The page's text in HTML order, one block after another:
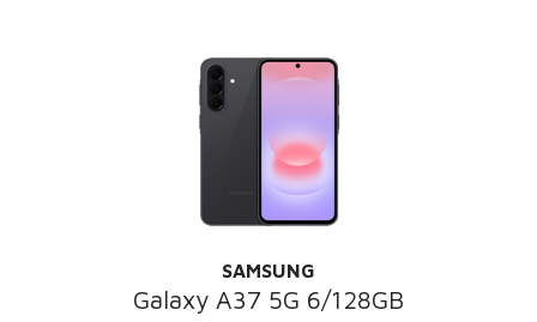
SAMSUNG
Galaxy A37 5G 6/128GB